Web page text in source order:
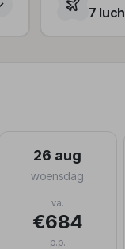
7
26 aug
woensdag
va.
€684
p.p.